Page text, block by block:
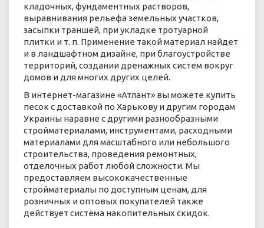
кладочных, фундаментных растворов,
выравнивания рельефа земельных участков,
засыпки траншей, при укладке тротуарной
плитки и т. п. Применение такой материал найдет
и в ландшафтном дизайне, при благоустройстве
территорий, создании дренажных систем вокруг
домов и для многих других целей.
В интернет-магазине «Атлант» вы можете купить
песок с доставкой по Харькову и другим городам
Украины наравне с другими разнообразными
стройматериалами, инструментами, расходными
материалами для масштабного или небольшого
строительства, проведения ремонтных,
отделочных работ любой сложности. Мы
предоставляем высококачественные
стройматериалы по доступным ценам, для
розничных и оптовых покупателей также
действует система накопительных скидок.